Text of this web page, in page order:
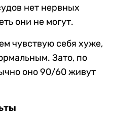
нет нервных
они не могут.
чувствую себя хуже,
Зато, по
оно 90/60 живут